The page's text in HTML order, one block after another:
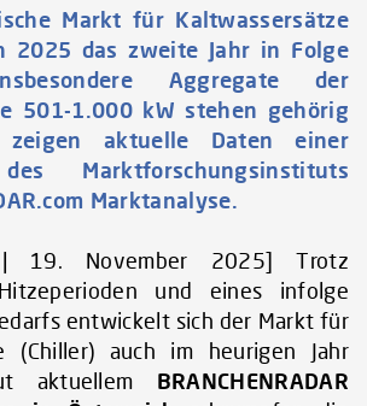
Markt für Kaltwassersätze
2025 das zweite Jahr in Folge
Aggregate der
501-1.000 kW stehen gehörig
aktuelle Daten einer
Marktforschungsinstituts
Marktanalyse.
| 19. November 2025] Trotz
und eines infolge
entwickelt sich der Markt für
(Chiller) auch im heurigen Jahr
aktuellem BRANCHENRADAR